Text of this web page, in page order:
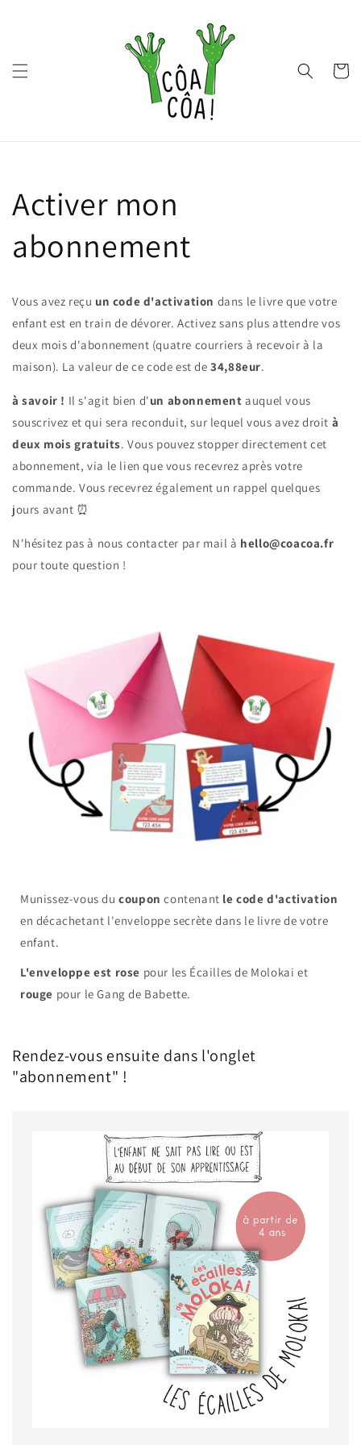
Panier
Activer mon
abonnement
Vous avez reçu un code d'activation dans le livre que votre
enfant est en train de dévorer. Activez sans plus attendre vos
deux mois d'abonnement (quatre courriers à recevoir à la
maison). La valeur de ce code est de34,88eur.
à savoir ! Il s'agit bien d'un abonnement auquel vous
souscrivez et qui sera reconduit, sur lequel vous avez droit à
deux mois gratuits. Vous pouvez stopper directement cet
abonnement, via le lien que vous recevrez après votre
commande. Vous recevrez également un rappel quelques
jours avant ⏰
N'hésitez pas à nous contacter par mail à hello@coacoa.fr
pour toute question !
Munissez-vous ducoupon contenant le code d'activation
en décachetant l'enveloppe secrète dans le livre de votre
enfant.
L'enveloppe est rose pour les Écailles de Molokai et
rouge pour le Gang de Babette.
Rendez-vous ensuite dans l'onglet
"abonnement" !